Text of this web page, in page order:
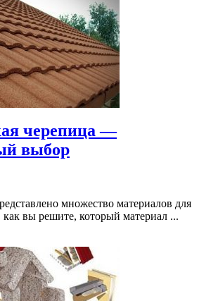
черепица —
выбор
множество материалов для
вы решите, который материал ...